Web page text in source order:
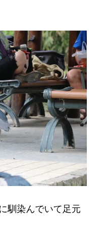
馴染んでいて足元